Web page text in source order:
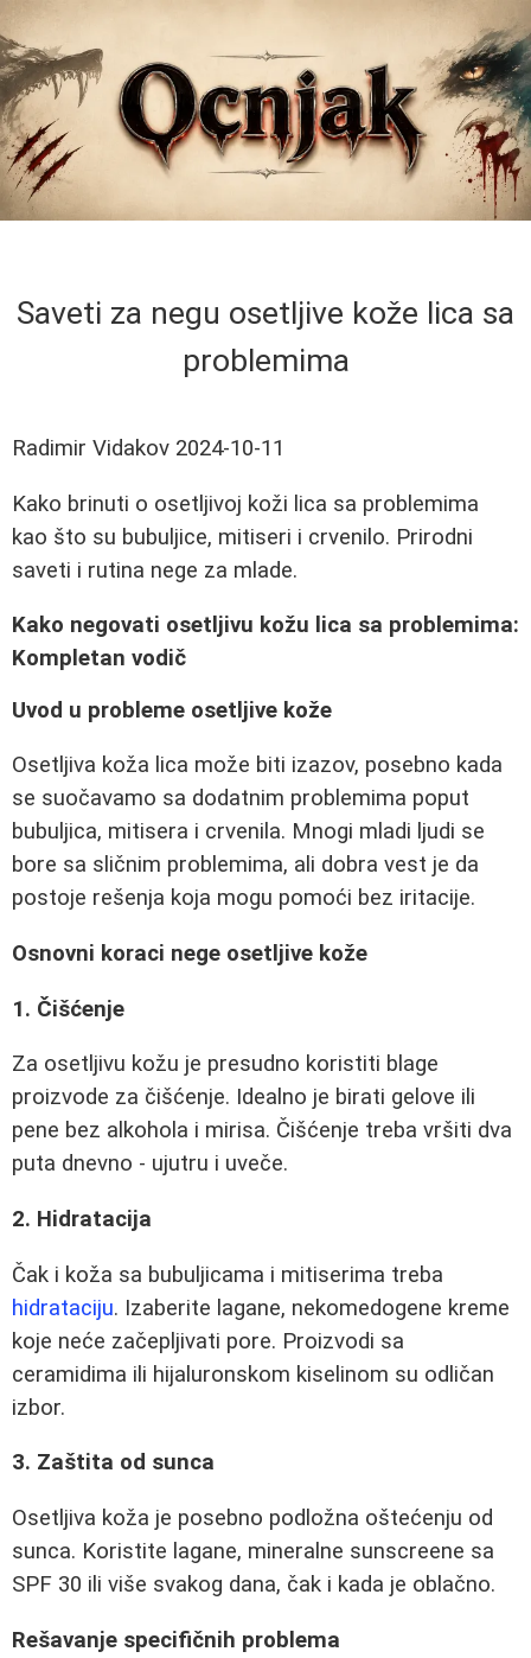
Saveti za negu osetljive kože lica sa
problemima
Radimir Vidakov 2024-10-11
Kako brinuti o osetljivoj koži lica sa problemima
kao što su bubuljice, mitiseri i crvenilo. Prirodni
saveti i rutina nege za mlade.
Kako negovati osetljivu kožu lica sa problemima:
Kompletan vodič
Uvod u probleme osetljive kože
Osetljiva koža lica može biti izazov, posebno kada
se suočavamo sa dodatnim problemima poput
bubuljica, mitisera i crvenila. Mnogi mladi ljudi se
bore sa sličnim problemima, ali dobra vest je da
postoje rešenja koja mogu pomoći bez iritacije.
Osnovni koraci nege osetljive kože
1. Čišćenje
Za osetljivu kožu je presudno koristiti blage
proizvode za čišćenje. Idealno je birati gelove ili
pene bez alkohola i mirisa. Čišćenje treba vršiti dva
puta dnevno - ujutru i uveče.
2. Hidratacija
Čak i koža sa bubuljicama i mitiserima treba
hidrataciju. Izaberite lagane, nekomedogene kreme
koje neće začepljivati pore. Proizvodi sa
ceramidima ili hijaluronskom kiselinom su odličan
izbor.
3. Zaštita od sunca
Osetljiva koža je posebno podložna oštećenju od
sunca. Koristite lagane, mineralne sunscreene sa
SPF 30 ili više svakog dana, čak i kada je oblačno.
Rešavanje specifičnih problema